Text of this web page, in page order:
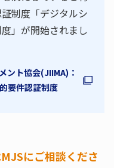
制度「デジタルシ
」が開始されまし
ント協会(JIIMA)：
要件認証制度
にご相談くださ